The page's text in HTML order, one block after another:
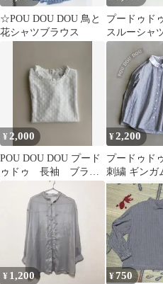
☆POU DOU DOU 鳥と
花シャツブラウス
プードゥド
スルーシャ
¥ 2,000
POU DOU DOU プード
ゥドゥ 長袖 ブラウ
¥2,200
プードゥド
刺繍 ギンガ
長袖ブラウ
100%
¥ 1,200 ¥750